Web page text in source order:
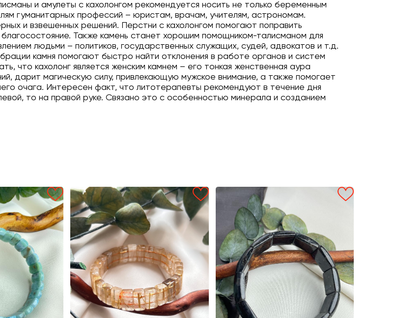
и амулеты с кахолонгом рекомендуется носить не только беременным
гуманитарных профессий – юристам, врачам, учителям, астрономам.
и взвешенных решений. Перстни с кахолонгом помогают поправить
Также камень станет хорошим помощником-талисманом для
людьми – политиков, государственных служащих, судей, адвокатов и т.д.
камня помогают быстро найти отклонения в работе органов и систем
что кахолонг является женским камнем – его тонкая женственная аура
дарит магическую силу, привлекающую мужское внимание, а также помогает
очага. Интересен факт, что литотерапевты рекомендуют в течение дня
то на правой руке. Связано это с особенностью минерала и созданием